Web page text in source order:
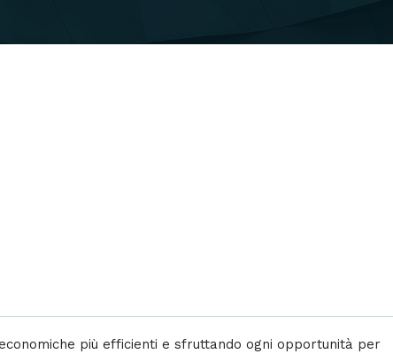
più efficienti e sfruttando ogni opportunità per